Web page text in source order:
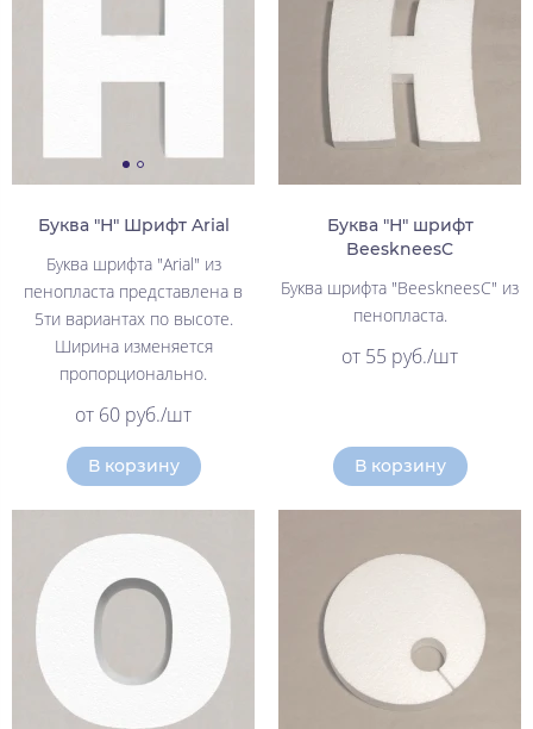
Буква "Н" Шрифт Arial
Буква шрифта "Arial" из
пенопласта представлена в
5ти вариантах по высоте.
Ширина изменяется
пропорционально.
от 60 руб./шт
В корзину
Буква "Н" шрифт
BeeskneesC
Буква шрифта "BeeskneesC" из
пенопласта.
от 55 руб./шт
В корзину